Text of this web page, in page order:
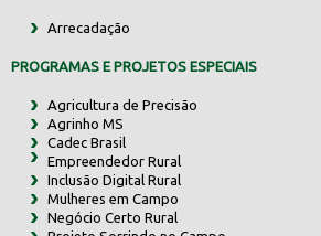
Arrecadação
PROGRAMAS E PROJETOS ESPECIAIS
Agricultura de Precisão
Agrinho MS
Cadec Brasil
Empreendedor Rural
Inclusão Digital Rural
Mulheres em Campo
Negócio Certo Rural